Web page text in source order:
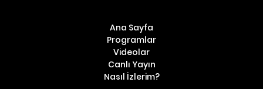
Ana Sayfa
Programlar
Videolar
Canlı Yayın
Nasıl İzlerim?